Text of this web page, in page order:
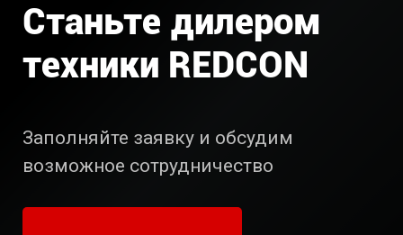
Станьте дилером
техники REDCON
Заполняйте заявку и обсудим
возможное сотрудничество